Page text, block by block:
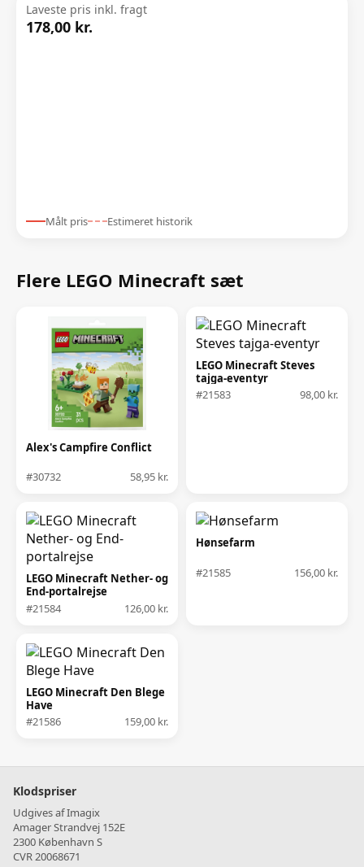
Laveste pris inkl. fragt
178,00 kr.
Målt pris Estimeret historik
Flere LEGO Minecraft sæt
Alex's Campfire Conflict
#30732 58,95 kr.
LEGO Minecraft Steves
tajga-eventyr
#21583
98,00 kr.
LEGO Minecraft Nether- og
End-portalrejse
#21584
126,00 kr.
Hønsefarm
#21585 156,00 kr.
LEGO Minecraft Den Blege
Have
#21586
159,00 kr.
Klodspriser
Udgives af Imagix
Amager Strandvej 152E
2300 København S
CVR 20068671